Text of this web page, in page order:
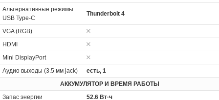
Альтернативные режимы
USB Type-C
Thunderbolt 4
VGA (RGB)
HDMI
Mini DisplayPort
Аудио выходы (3.5 мм jack)
есть, 1
АККУМУЛЯТОР И ВРЕМЯ РАБОТЫ
Запас энергии
52.6 Вт·ч